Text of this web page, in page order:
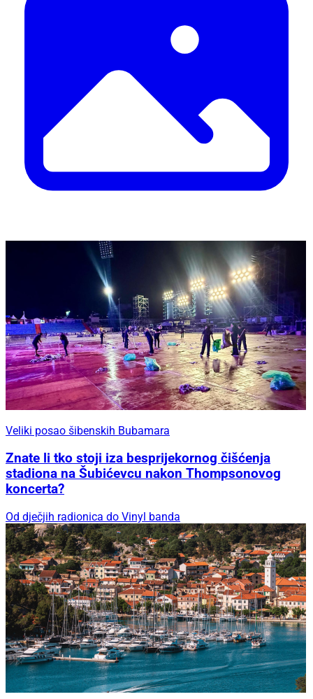
Veliki posao šibenskih Bubamara
Znate li tko stoji iza besprijekornog čišćenja
stadiona na Šubićevcu nakon Thompsonovog
koncerta?
Od dječjih radionica do Vinyl banda